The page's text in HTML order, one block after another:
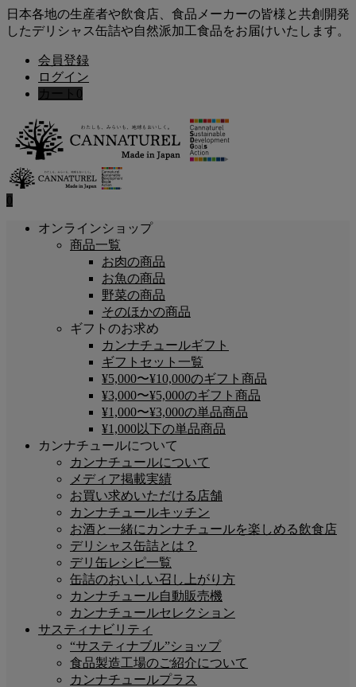
日本各地の生産者や飲食店、食品メーカーの皆様と共創開発
したデリシャス缶詰や自然派加工食品をお届けいたします。
会員登録
ログイン
カート 0
0
オンラインショップ
商品一覧
お肉の商品
お魚の商品
野菜の商品
そのほかの商品
ギフトのお求め
カンナチュールギフト
ギフトセット一覧
¥5,000〜¥10,000のギフト商品
¥3,000〜¥5,000のギフト商品
¥1,000〜¥3,000の単品商品
¥1,000以下の単品商品
カンナチュールについて
カンナチュールについて
メディア掲載実績
お買い求めいただける店舗
カンナチュールキッチン
お酒と一緒にカンナチュールを楽しめる飲食店
デリシャス缶詰とは？
デリ缶レシピ一覧
缶詰のおいしい召し上がり方
カンナチュール自動販売機
カンナチュールセレクション
サスティナビリティ
“サスティナブル”ショップ
食品製造工場のご紹介について
カンナチュールプラス